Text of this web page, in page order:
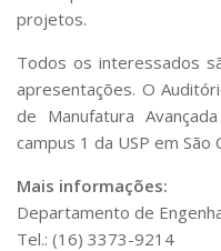
projetos.
Todos os interessados
apresentações. O
de Manufatura
campus 1 da USP em São
Mais informações:
Departamento de
Tel.: (16) 3373-9214